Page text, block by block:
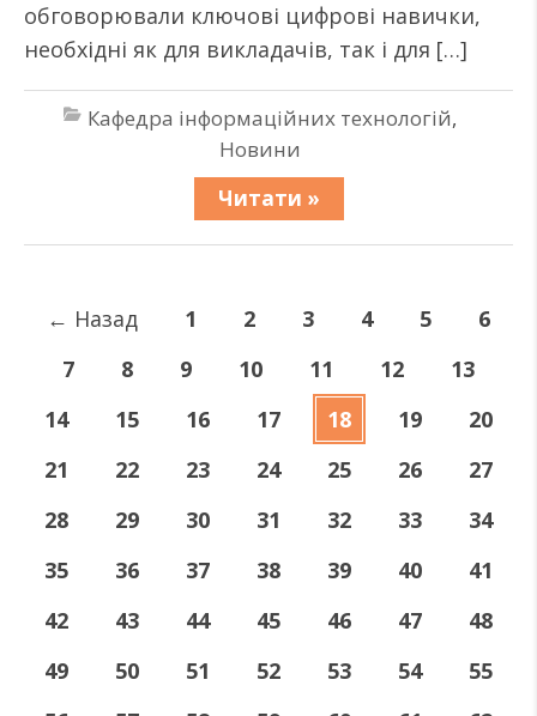
обговорювали ключові цифрові навички,
необхідні як для викладачів, так і для […]
Кафедра інформаційних технологій,
Новини
Читати »
← Назад 1 2 3 4 5
6
7
8 9 10 11 12
13
14
15 16 17 18 19
20
21
22 23 24 25 26
27
28
29 30 31 32 33
34
35
36 37 38 39 40
41
42
43 44 45 46 47
48
49
50 51 52 53 54
55